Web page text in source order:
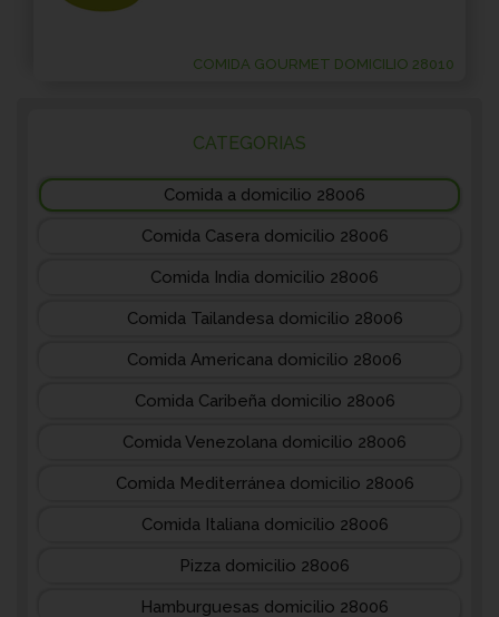
COMIDA GOURMET DOMICILIO 28010
CATEGORIAS
Comida a domicilio 28006
Comida Casera domicilio 28006
Comida India domicilio 28006
Comida Tailandesa domicilio 28006
Comida Americana domicilio 28006
Comida Caribeña domicilio 28006
Comida Venezolana domicilio 28006
Comida Mediterránea domicilio 28006
Comida Italiana domicilio 28006
Pizza domicilio 28006
Hamburguesas domicilio 28006